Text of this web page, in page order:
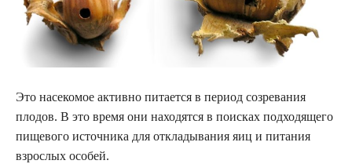
Это насекомое активно питается в период созревания
плодов. В это время они находятся в поисках подходящего
пищевого источника для откладывания яиц и питания
взрослых особей.